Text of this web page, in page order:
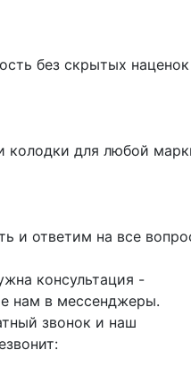
без скрытых наценок
колодки для любой
и ответим на все
консультация -
нам в мессенджеры.
звонок и наш